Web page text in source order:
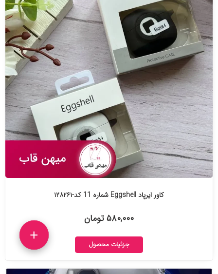
کاور ایرپاد Eggshell شماره 11 کد-۱۲۸۲۶۱
۵۸۰,۰۰۰ تومان
جزئیات محصول
+